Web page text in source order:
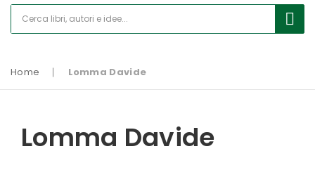
Home Lomma Davide
Lomma Davide